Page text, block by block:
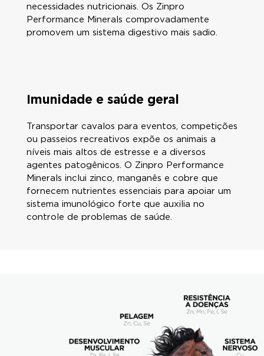
necessidades nutricionais. Os Zinpro
Performance Minerals comprovadamente
promovem um sistema digestivo mais sadio.
Imunidade e saúde geral
Transportar cavalos para eventos, competições
ou passeios recreativos expõe os animais a
níveis mais altos de estresse e a diversos
agentes patogênicos. O Zinpro Performance
Minerals inclui zinco, manganês e cobre que
fornecem nutrientes essenciais para apoiar um
sistema imunológico forte que auxilia no
controle de problemas de saúde.